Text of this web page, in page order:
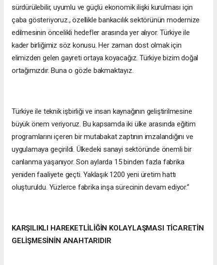
sürdürülebilir, uyumlu ve güçlü ekonomik ilişki kurulması için
çaba gösteriyoruz., özellikle bankacılık sektörünün modernize
edilmesinin öncelikli hedefler arasında yer alıyor. Türkiye ile
kader birliğimiz söz konusu. Her zaman dost olmak için
elimizden gelen gayreti ortaya koyacağız. Türkiye bizim doğal
ortağımızdır. Buna o gözle bakmaktayız.
Türkiye ile teknik işbirliği ve insan kaynağının geliştirilmesine
büyük önem veriyoruz. Bu kapsamda iki ülke arasında eğitim
programlarını içeren bir mutabakat zaptının imzalandığını ve
uygulamaya geçirildi. Ülkedeki sanayi sektöründe önemli bir
canlanma yaşanıyor. Son aylarda 15 binden fazla fabrika
yeniden faaliyete geçti. Yaklaşık 1200 yeni üretim hattı
oluşturuldu. Yüzlerce fabrika inşa sürecinin devam ediyor.”
KARŞILIKLI HAREKETLİLİĞİN KOLAYLAŞMASI TİCARETİN
GELİŞMESİNİN ANAHTARIDIR